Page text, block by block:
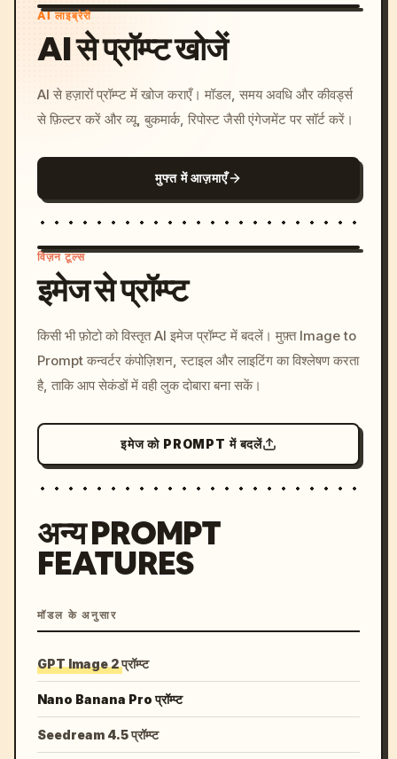
AI लाइब्रेरी
AI से प्रॉम्प्ट खोजें
AI से हज़ारों प्रॉम्प्ट में खोज कराएँ। मॉडल, समय अवधि और कीवर्ड्स
से फ़िल्टर करें और व्यू, बुकमार्क, रिपोस्ट जैसी एंगेजमेंट पर सॉर्ट करें।
मुफ्त में आज़माएँ
c, cyberpunk sunset, neon
colors, 8k --v 6.0
विज़न टूल्स
इमेज से प्रॉम्प्ट
किसी भी फ़ोटो को विस्तृत AI इमेज प्रॉम्प्ट में बदलें। मुफ़्त Image to
Prompt कन्वर्टर कंपोज़िशन, स्टाइल और लाइटिंग का विश्लेषण करता
है, ताकि आप सेकंडों में वही लुक दोबारा बना सकें।
इमेज को PROMPT में बदलें
अन्य PROMPT
FEATURES
मॉडल के अनुसार
GPT Image 2 प्रॉम्प्ट
Nano Banana Pro प्रॉम्प्ट
Seedream 4.5 प्रॉम्प्ट